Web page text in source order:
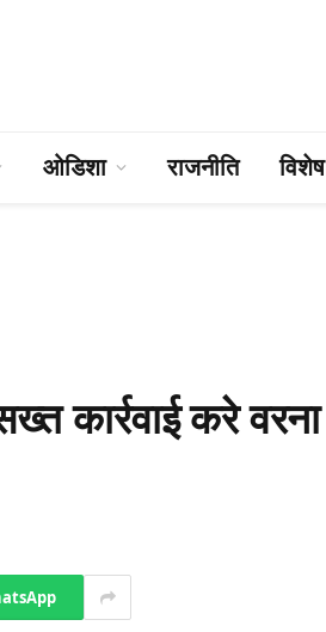
ओडिशा राजनीति विशेष
कार्रवाई करे वरना